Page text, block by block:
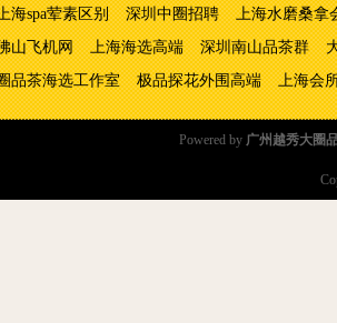
海spa荤素区别 深圳中圈招聘
上海水磨桑拿
山飞机网 上海海选高端 深圳南山品茶群
品茶海选工作室 极品探花外围高端 上海会
Powered by 广州越秀大圈